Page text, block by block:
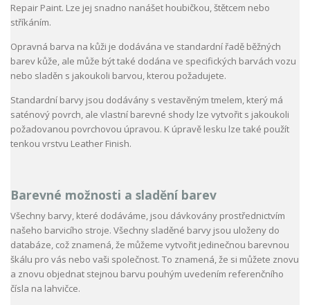
Repair Paint. Lze jej snadno nanášet houbičkou, štětcem nebo
stříkáním.
Opravná barva na kůži je dodávána ve standardní řadě běžných
barev kůže, ale může být také dodána ve specifických barvách vozu
nebo sladěn s jakoukoli barvou, kterou požadujete.
Standardní barvy jsou dodávány s vestavěným tmelem, který má
saténový povrch, ale vlastní barevné shody lze vytvořit s jakoukoli
požadovanou povrchovou úpravou. K úpravě lesku lze také použít
tenkou vrstvu Leather Finish.
Barevné možnosti a sladění barev
Všechny barvy, které dodáváme, jsou dávkovány prostřednictvím
našeho barvicího stroje. Všechny sladěné barvy jsou uloženy do
databáze, což znamená, že můžeme vytvořit jedinečnou barevnou
škálu pro vás nebo vaši společnost. To znamená, že si můžete znovu
a znovu objednat stejnou barvu pouhým uvedením referenčního
čísla na lahvičce.